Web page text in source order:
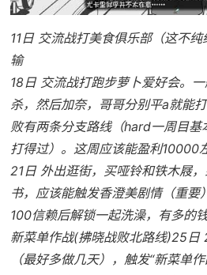
11日 交流战打美食俱乐部（这不
输
18日 交流战打跑步萝卜爱好会。
杀，然后加奈，哥哥分别平a就能
败有两条分支路线（hard一周目
打得过）。这周应该能盈利10000
21日 外出逛街，买哑铃和铁木屐
书，应该能触发香澄美剧情（重要
100信赖后解锁一起洗澡，有多的
新菜单作战(拂晓战败北路线)25日
（最好多做几天），触发“新菜单